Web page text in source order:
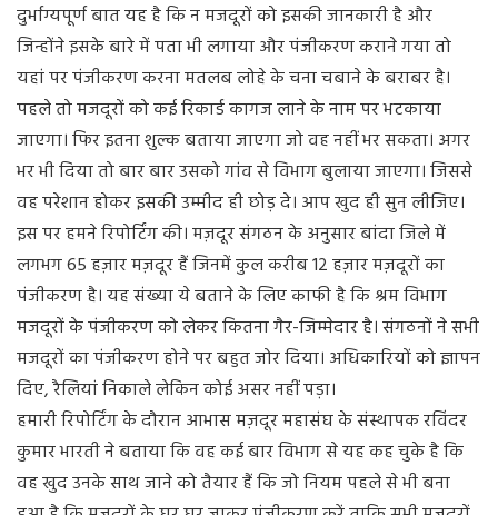
दुर्भाग्यपूर्ण बात यह है कि न मजदूरों को इसकी जानकारी है और
जिन्होंने इसके बारे में पता भी लगाया और पंजीकरण कराने गया तो
यहां पर पंजीकरण करना मतलब लोहे के चना चबाने के बराबर है।
पहले तो मजदूरों को कई रिकार्ड कागज लाने के नाम पर भटकाया
जाएगा। फिर इतना शुल्क बताया जाएगा जो वह नहीं भर सकता। अगर
भर भी दिया तो बार बार उसको गांव से विभाग बुलाया जाएगा। जिससे
वह परेशान होकर इसकी उम्मीद ही छोड़ दे। आप खुद ही सुन लीजिए।
इस पर हमने रिपोर्टिंग की। मज़दूर संगठन के अनुसार बांदा जिले में
लगभग 65 हज़ार मज़दूर हैं जिनमें कुल करीब 12 हज़ार मज़दूरों का
पंजीकरण है। यह संख्या ये बताने के लिए काफी है कि श्रम विभाग
मजदूरों के पंजीकरण को लेकर कितना गैर-जिम्मेदार है। संगठनों ने सभी
मजदूरों का पंजीकरण होने पर बहुत जोर दिया। अधिकारियों को ज्ञापन
दिए, रैलियां निकाले लेकिन कोई असर नहीं पड़ा।
हमारी रिपोर्टिंग के दौरान आभास मज़दूर महासंघ के संस्थापक रविंदर
कुमार भारती ने बताया कि वह कई बार विभाग से यह कह चुके है कि
वह खुद उनके साथ जाने को तैयार हैं कि जो नियम पहले से भी बना